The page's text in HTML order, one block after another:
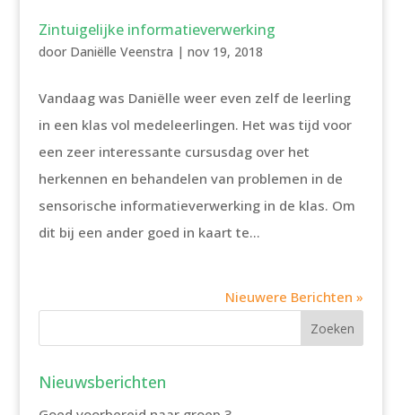
Zintuigelijke informatieverwerking
door Daniëlle Veenstra | nov 19, 2018
Vandaag was Daniëlle weer even zelf de leerling
in een klas vol medeleerlingen. Het was tijd voor
een zeer interessante cursusdag over het
herkennen en behandelen van problemen in de
sensorische informatieverwerking in de klas. Om
dit bij een ander goed in kaart te...
Nieuwere Berichten »
Nieuwsberichten